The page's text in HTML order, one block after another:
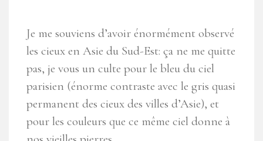
Je me souviens d’avoir énormément observé
les cieux en Asie du Sud-Est: ça ne me quitte
pas, je vous un culte pour le bleu du ciel
parisien (énorme contraste avec le gris quasi
permanent des cieux des villes d’Asie), et
pour les couleurs que ce même ciel donne à